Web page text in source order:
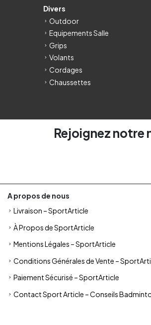
Divers
Outdoor
Equipements Salle
Grips
Volants
Cordages
Chaussettes
Rejoignez notre
A propos de nous
Livraison – SportArticle
À Propos de SportArticle
Mentions Légales – SportArticle
Conditions Générales de Vente –
Paiement Sécurisé – SportArticle
Contact Sport Article – Conseils